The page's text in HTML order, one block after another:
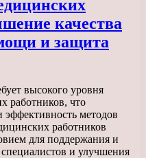
качества
и защита
высокого уровня
работников, что
эффективность методов
работников
для поддержания и
и улучшения